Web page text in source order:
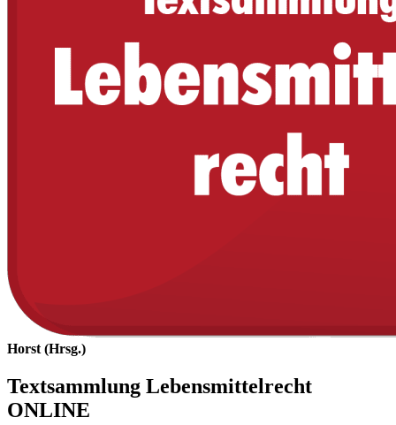
Horst (Hrsg.)
Textsammlung Lebensmittelrecht
ONLINE